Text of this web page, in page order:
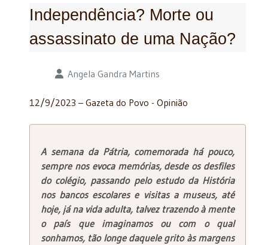
Independência? Morte ou
assassinato de uma Nação?
Detalhes Angela Gandra Martins
12/9/2023 – Gazeta do Povo - Opinião
A semana da Pátria, comemorada há pouco,
sempre nos evoca memórias, desde os desfiles
do colégio, passando pelo estudo da História
nos bancos escolares e visitas a museus, até
hoje, já na vida adulta, talvez trazendo à mente
o país que imaginamos ou com o qual
sonhamos, tão longe daquele grito às margens